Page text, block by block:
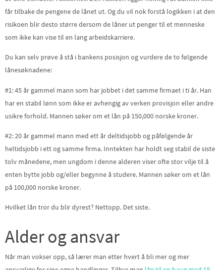
får tilbake de pengene de lånet ut. Og du vil nok forstå logikken i at den
risikoen blir desto større dersom de låner ut penger til et menneske
som ikke kan vise til en lang arbeidskarriere.
Du kan selv prøve å stå i bankens posisjon og vurdere de to følgende
lånesøknadene:
#1: 45 år gammel mann som har jobbet i det samme firmaet i ti år. Han
har en stabil lønn som ikke er avhengig av verken provisjon eller andre
usikre forhold. Mannen søker om et lån på 150,000 norske kroner.
#2: 20 år gammel mann med ett år deltidsjobb og påfølgende år
heltidsjobb i ett og samme firma. Inntekten har holdt seg stabil de siste
tolv månedene, men ungdom i denne alderen viser ofte stor vilje til å
enten bytte jobb og/eller begynne å studere. Mannen søker om et lån
på 100,000 norske kroner.
Hvilket lån tror du blir dyrest? Nettopp. Det siste.
Alder og ansvar
Når man vokser opp, så lærer man etter hvert å bli mer og mer